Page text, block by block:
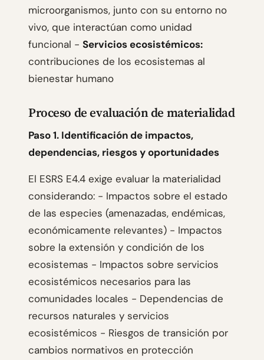
microorganismos, junto con su entorno no
vivo, que interactúan como unidad
funcional - Servicios ecosistémicos:
contribuciones de los ecosistemas al
bienestar humano
Proceso de evaluación de materialidad
Paso 1. Identificación de impactos,
dependencias, riesgos y oportunidades
El ESRS E4.4 exige evaluar la materialidad
considerando: - Impactos sobre el estado
de las especies (amenazadas, endémicas,
económicamente relevantes) - Impactos
sobre la extensión y condición de los
ecosistemas - Impactos sobre servicios
ecosistémicos necesarios para las
comunidades locales - Dependencias de
recursos naturales y servicios
ecosistémicos - Riesgos de transición por
cambios normativos en protección